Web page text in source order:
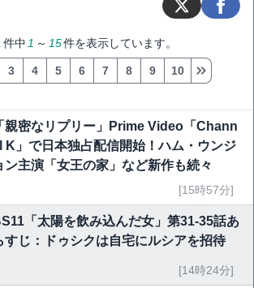
件中 1 ～ 15件を表示しています。
3 4 5 6 7 8 9 10
親密なリプリー」Prime Video「Chann
K」で日本独占配信開始！ハム・ウンジ
ン主演「女王の家」など新作も続々
[15時57分]
「太陽を飲み込んだ女」第31-35話あ
すじ：ドゥシクは自宅にルシアを招待
[14時24分]